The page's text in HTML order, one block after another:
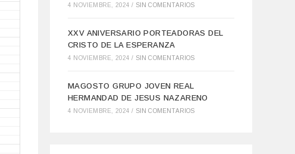
4 NOVIEMBRE, 2024 / SIN COMENTARIOS
XXV ANIVERSARIO PORTEADORAS DEL
CRISTO DE LA ESPERANZA
4 NOVIEMBRE, 2024 / SIN COMENTARIOS
MAGOSTO GRUPO JOVEN REAL
HERMANDAD DE JESUS NAZARENO
4 NOVIEMBRE, 2024 / SIN COMENTARIOS